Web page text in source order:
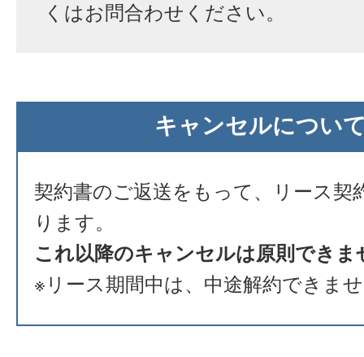
くはお問合わせください。
キャンセルについ
契約書のご返送をもって、リース契
ります。
これ以降のキャンセルは原則できま
※リース期間中は、中途解約できま